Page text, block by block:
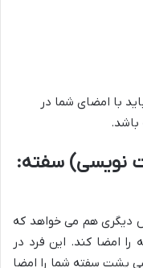
با امضای شما در
باشد.
نویسی) سفته:
دیگری هم می خواهد که
امضا کند. این فرد در
پشت سفته شما را امضا